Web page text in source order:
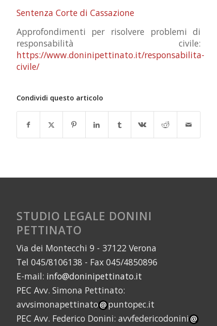
Sentenza Corte di Cassazione
Approfondimenti per risolvere problemi di
responsabilità civile:
https://www.doninipettinato.it/responsabilita-
civile/
Condividi questo articolo
STUDIO LEGALE DONINI
PETTINATO
Via dei Montecchi 9 - 37122 Verona
Tel 045/8106138 - Fax 045/4850896
E-mail: info@doninipettinato.it
PEC Avv. Simona Pettinato:
avvsimonapettinato
puntopec.it
PEC Avv. Federico Donini: avvfedericodonini